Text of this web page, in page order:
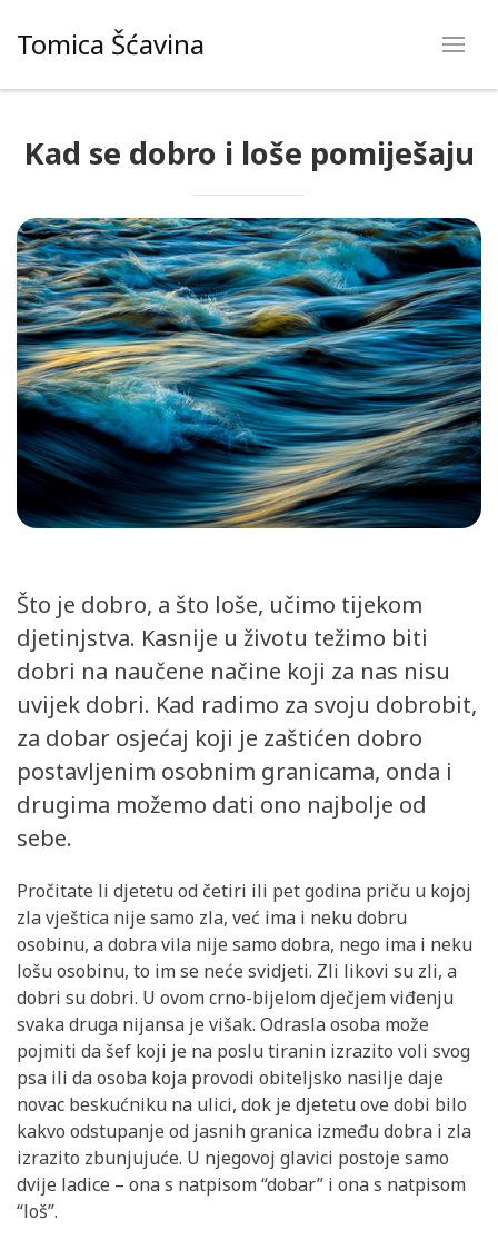
Tomica Šćavina
Kad se dobro i loše pomiješaju
Što je dobro, a što loše, učimo tijekom
djetinjstva. Kasnije u životu težimo biti
dobri na naučene načine koji za nas nisu
uvijek dobri. Kad radimo za svoju dobrobit,
za dobar osjećaj koji je zaštićen dobro
postavljenim osobnim granicama, onda i
drugima možemo dati ono najbolje od
sebe.
Pročitate li djetetu od četiri ili pet godina priču u kojoj
zla vještica nije samo zla, već ima i neku dobru
osobinu, a dobra vila nije samo dobra, nego ima i neku
lošu osobinu, to im se neće svidjeti. Zli likovi su zli, a
dobri su dobri. U ovom crno-bijelom dječjem viđenju
svaka druga nijansa je višak. Odrasla osoba može
pojmiti da šef koji je na poslu tiranin izrazito voli svog
psa ili da osoba koja provodi obiteljsko nasilje daje
novac beskućniku na ulici, dok je djetetu ove dobi bilo
kakvo odstupanje od jasnih granica između dobra i zla
izrazito zbunjujuće. U njegovoj glavici postoje samo
dvije ladice – ona s natpisom “dobar” i ona s natpisom
“loš”.